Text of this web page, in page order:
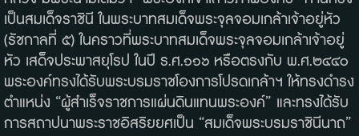
เป็นสมเด็จราชินี ในพระบาทสมเด็จพระจุลจอมเกล้าเจ้าอยู่หัว
(รัชกาลที่ ๕) ในคราวที่พระบาทสมเด็จพระจุลจอมเกล้าเจ้าอยู่
หัว เสด็จประพาสยุโรป ในปี ร.ศ.๑๑๖ หรือตรงกับ พ.ศ.๒๔๔๐
พระองค์ทรงได้รับพระบรมราชโองการโปรดเกล้าฯ ให้ทรงดำรง
ตำแหน่ง “ผู้สำเร็จราชการแผ่นดินแทนพระองค์” และทรงได้รับ
การสถาปนาพระราชอิสริยยศเป็น “สมเด็จพระบรมราชินีนาถ”